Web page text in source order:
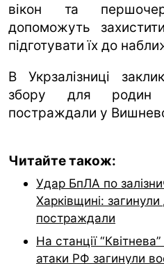
вікон та
допоможуть
підготувати їх до
В Укрзалізниці
збору для родин
постраждали у
Читайте також:
Удар БпЛА по
Харківщині:
постраждали
На станції
атаки РФ загинули